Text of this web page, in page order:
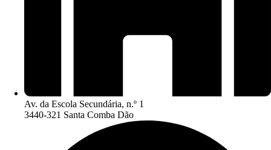
Av. da Escola Secundária, n.º 1
3440-321 Santa Comba Dão